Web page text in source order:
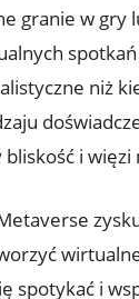
granie w gry
spotkań
niż
i
spotykać i